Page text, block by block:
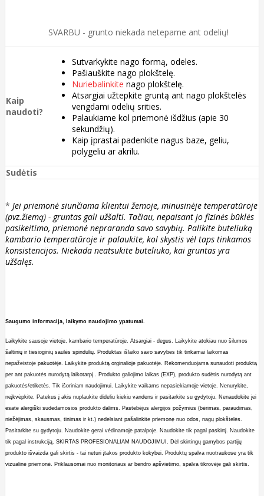
SVARBU - grunto niekada netepame ant odelių!
Kaip
naudoti?
Sutvarkykite nago formą, odeles.
Pašiauškite nago plokštelę.
Nuriebalinkite nago plokštelę.
Atsargiai užtepkite gruntą ant nago plokštelės
vengdami odelių srities.
Palaukiame kol priemonė išdžius (apie 30
sekundžių).
Kaip įprastai padenkite nagus baze, geliu,
polygeliu ar akrilu.
Sudėtis
* Jei priemonė siunčiama klientui žemoje, minusinėje temperatūroje
(pvz.žiemą) - gruntas gali užšalti. Tačiau, nepaisant jo fizinės būklės
pasikeitimo, priemonė nepraranda savo savybių. Palikite buteliuką
kambario temperatūroje ir palaukite, kol skystis vėl taps tinkamos
konsistencijos. Niekada neatsukite buteliuko, kai gruntas yra
užšalęs.
Saugumo informacija, laikymo naudojimo ypatumai.
Laikykite sausoje vietoje, kambario temperatūroje. Atsargiai - degus. Laikykite atokiau nuo šilumos
šaltinių ir tiesioginių saulės spindulių. Produktas išlaiko savo savybes tik tinkamai laikomas
nepažeistoje pakuotėje. Laikykite produktą orginalioje pakuotėje. Rekomenduojama sunaudoti produktą
per ant pakuotės nurodytą laikotarpį . Produkto galiojimo laikas (EXP), produkto sudėtis nurodytą ant
pakuotės/etiketės. Tik išoriniam naudojimui. Laikykite vaikams nepasiekiamoje vietoje. Nenurykite,
neįkvėpkite. Patekus į akis nuplaukite dideliu kiekiu vandens ir pasitarkite su gydytoju. Nenaudokite jei
esate alergiški sudedamosios produkto dalims. Pastebėjus alergijos požymius (bėrimas, paraudimas,
niežėjimas, skausmas, tinimas ir kt.) nedelsiant pašalinkite priemonę nuo odos, nagų plokštelės.
Pasitarkite su gydytoju. Naudokite gerai vėdinamoje patalpoje. Naudokite tik pagal paskirtį. Naudokite
tik pagal instrukciją. SKIRTAS PROFESIONALIAM NAUDOJIMUI. Dėl skirtingų gamybos partijų
produkto išvaizda gali skirtis - tai neturi įtakos produkto kokybei. Produktų spalva nuotraukose yra tik
vizualinė priemonė. Priklausomai nuo monitoriaus ar bendro apšvietimo, spalva tikrovėje gali skirtis.